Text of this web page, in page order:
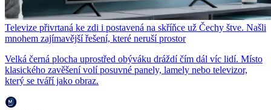
Televize přivrtaná ke zdi i postavená na skříňce už Čechy štve. Našli
mnohem zajímavější řešení, které neruší prostor
Velká černá plocha uprostřed obýváku dráždí čím dál víc lidí. Místo
klasického zavěšení volí posuvné panely, lamely nebo televizor,
který se tváří jako obraz.